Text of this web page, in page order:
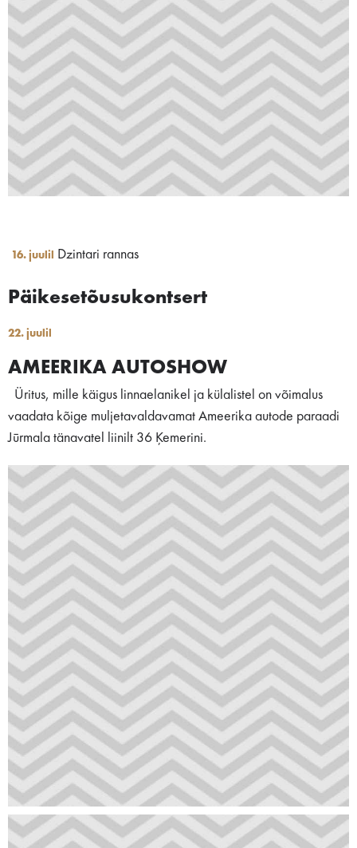
16. juulil Dzintari rannas
Päikesetõusukontsert
22. juulil
AMEERIKA AUTOSHOW
Üritus, mille käigus linnaelanikel ja külalistel on võimalus
vaadata kõige muljetavaldavamat Ameerika autode paraadi
Jūrmala tänavatel liinilt 36 Ķemerini.